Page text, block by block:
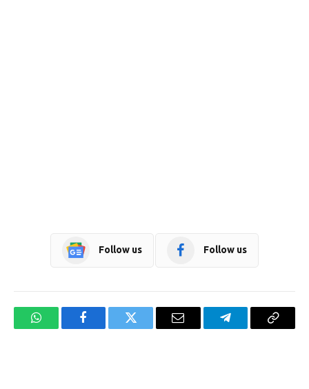
Follow us Follow us
WhatsAppFacebookTwitter Email TelegramCopy